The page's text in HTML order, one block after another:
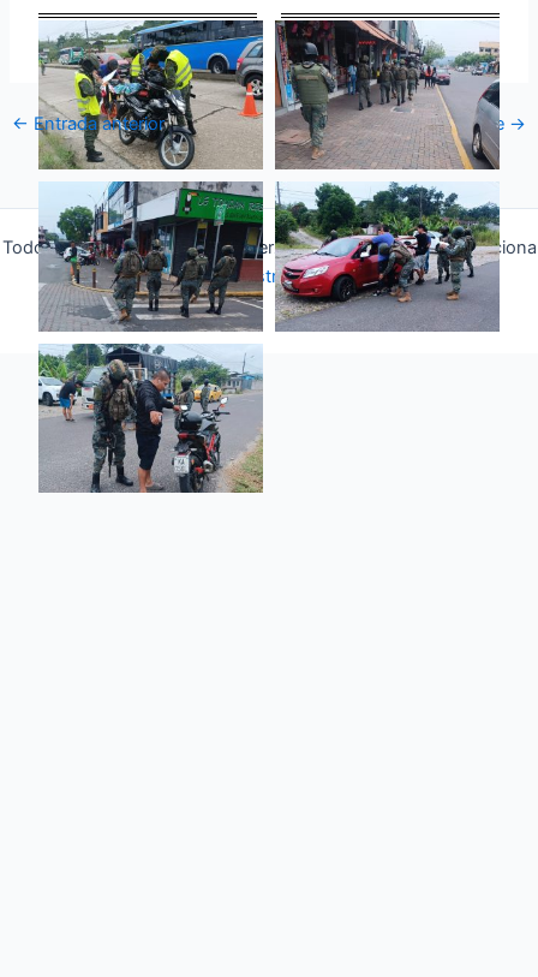
← Entrada anterior Entrada siguiente →
Todos los derechos © 2026 Fuerza Aérea Ecuatoriana | Funciona
gracias aTema Astra para WordPress